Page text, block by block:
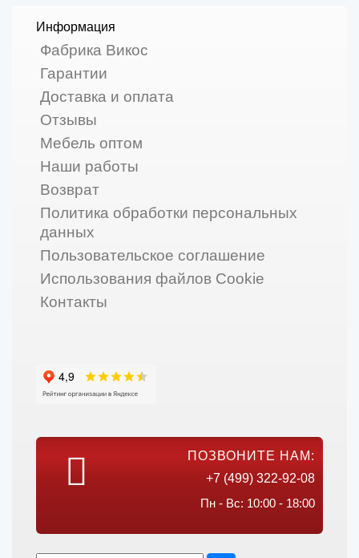
Информация
Фабрика Викос
Гарантии
Доставка и оплата
Отзывы
Мебель оптом
Наши работы
Возврат
Политика обработки персональных
данных
Пользовательское соглашение
Использования файлов Cookie
Контакты
ПОЗВОНИТЕ НАМ:
+7 (499) 322-92-08
Пн - Вс: 10:00 - 18:00